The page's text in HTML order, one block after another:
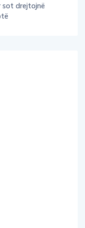
sot drejtojnë